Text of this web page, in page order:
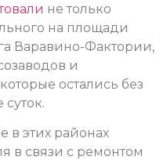
не только
на площади
Варавино-Фактории,
и
остались без
в этих районах
в связи с ремонтом